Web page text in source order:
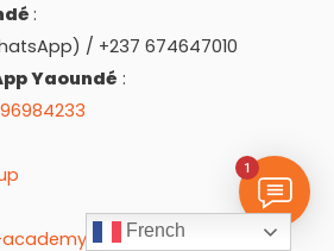
:
/ +237 674647010
Yaoundé :
French
1